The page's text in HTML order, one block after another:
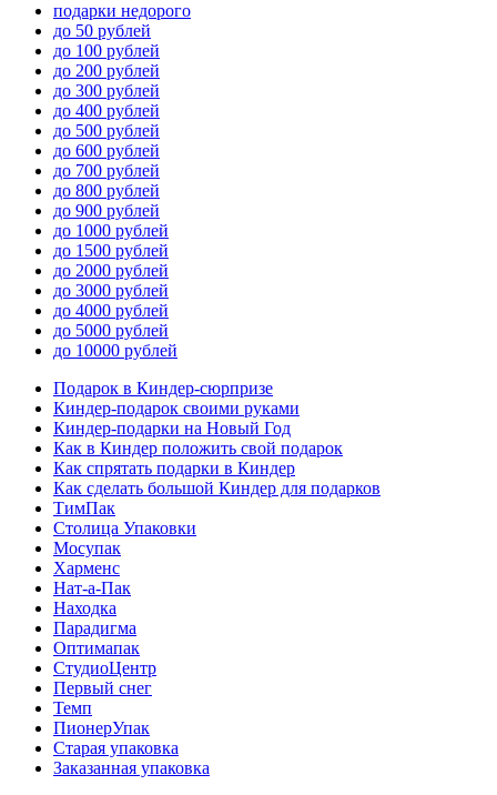
подарки недорого
до 50 рублей
до 100 рублей
до 200 рублей
до 300 рублей
до 400 рублей
до 500 рублей
до 600 рублей
до 700 рублей
до 800 рублей
до 900 рублей
до 1000 рублей
до 1500 рублей
до 2000 рублей
до 3000 рублей
до 4000 рублей
до 5000 рублей
до 10000 рублей
Подарок в Киндер-сюрпризе
Киндер-подарок своими руками
Киндер-подарки на Новый Год
Как в Киндер положить свой подарок
Как спрятать подарки в Киндер
Как сделать большой Киндер для подарков
ТимПак
Столица Упаковки
Мосупак
Харменс
Нат-а-Пак
Находка
Парадигма
Оптимапак
СтудиоЦентр
Первый снег
Темп
ПионерУпак
Старая упаковка
Заказанная упаковка